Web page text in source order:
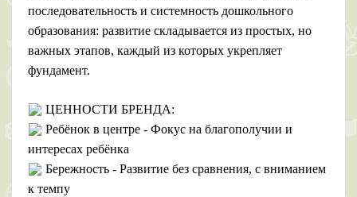
последовательность и системность дошкольного
образования: развитие складывается из простых, но
важных этапов, каждый из которых укрепляет
фундамент.
ЦЕННОСТИ БРЕНДА:
Ребёнок в центре - Фокус на благополучии и
интересах ребёнка
Бережность - Развитие без сравнения, с вниманием
к темпу